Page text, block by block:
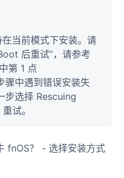
当前模式下安装。请
后重试”，请参考
中第 1 点
骤中遇到错误安装失
步选择 Rescuing
试。